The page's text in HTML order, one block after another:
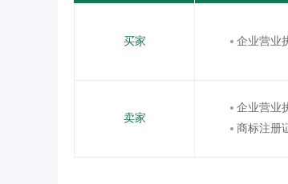
买家 企业营业
卖家
企业营业
商标注册